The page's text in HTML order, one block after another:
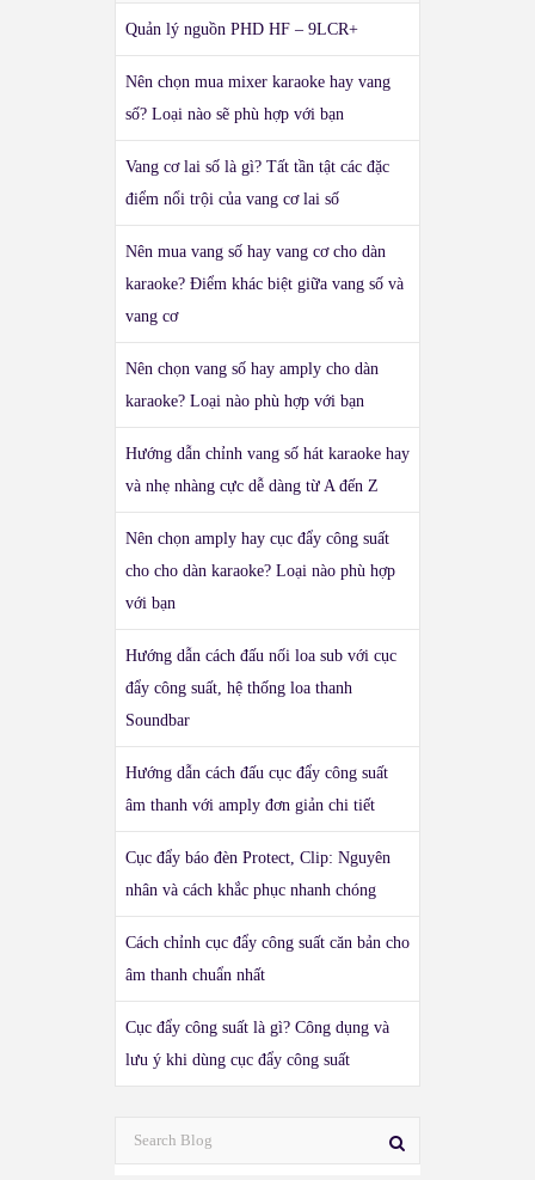
Quản lý nguồn PHD HF – 9LCR+
Nên chọn mua mixer karaoke hay vang
số? Loại nào sẽ phù hợp với bạn
Vang cơ lai số là gì? Tất tần tật các đặc
điểm nổi trội của vang cơ lai số
Nên mua vang số hay vang cơ cho dàn
karaoke? Điểm khác biệt giữa vang số và
vang cơ
Nên chọn vang số hay amply cho dàn
karaoke? Loại nào phù hợp với bạn
Hướng dẫn chỉnh vang số hát karaoke hay
và nhẹ nhàng cực dễ dàng từ A đến Z
Nên chọn amply hay cục đẩy công suất
cho cho dàn karaoke? Loại nào phù hợp
với bạn
Hướng dẫn cách đấu nối loa sub với cục
đẩy công suất, hệ thống loa thanh
Soundbar
Hướng dẫn cách đấu cục đẩy công suất
âm thanh với amply đơn giản chi tiết
Cục đẩy báo đèn Protect, Clip: Nguyên
nhân và cách khắc phục nhanh chóng
Cách chỉnh cục đẩy công suất căn bản cho
âm thanh chuẩn nhất
Cục đẩy công suất là gì? Công dụng và
lưu ý khi dùng cục đẩy công suất